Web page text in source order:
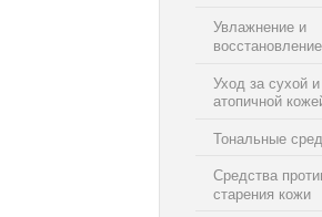
Увлажнение и
Уход за сухой и
атопичной
Тональные
Средства
старения кожи